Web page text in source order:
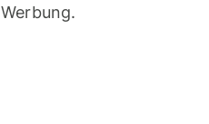
Werbung.